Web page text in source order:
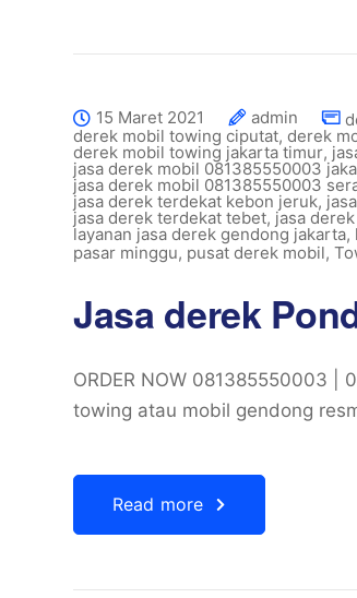
15 Maret 2021 admin
derek mobil towing ciputat, derek
derek mobil towing jakarta timur,
jasa derek mobil 081385550003
jasa derek mobil 081385550003
jasa derek terdekat kebon jeruk,
jasa derek terdekat tebet, jasa
layanan jasa derek gendong jakarta,
pasar minggu, pusat derek mobil,
Jasa derek
ORDER NOW 081385550003 |
towing atau mobil gendong
Read more